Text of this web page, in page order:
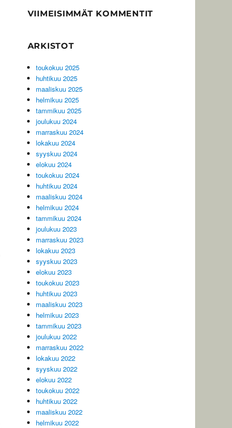
VIIMEISIMMÄT KOMMENTIT
ARKISTOT
toukokuu 2025
huhtikuu 2025
maaliskuu 2025
helmikuu 2025
tammikuu 2025
joulukuu 2024
marraskuu 2024
lokakuu 2024
syyskuu 2024
elokuu 2024
toukokuu 2024
huhtikuu 2024
maaliskuu 2024
helmikuu 2024
tammikuu 2024
joulukuu 2023
marraskuu 2023
lokakuu 2023
syyskuu 2023
elokuu 2023
toukokuu 2023
huhtikuu 2023
maaliskuu 2023
helmikuu 2023
tammikuu 2023
joulukuu 2022
marraskuu 2022
lokakuu 2022
syyskuu 2022
elokuu 2022
toukokuu 2022
huhtikuu 2022
maaliskuu 2022
helmikuu 2022